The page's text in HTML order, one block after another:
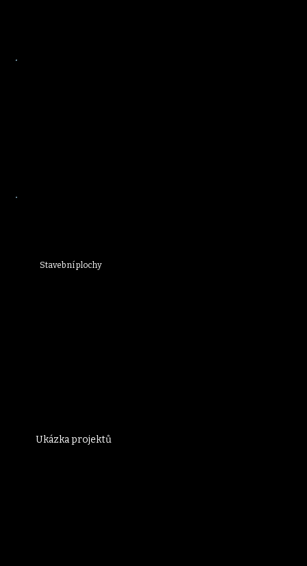
Stavební plochy
Ukázka projektů